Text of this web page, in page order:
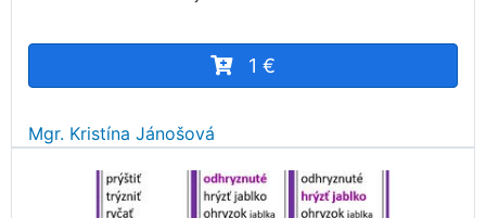
1 €
Mgr. Kristína Jánošová